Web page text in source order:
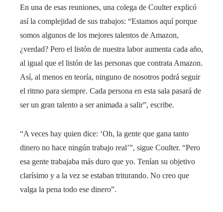
En una de esas reuniones, una colega de Coulter explicó
así la complejidad de sus trabajos: “Estamos aquí porque
somos algunos de los mejores talentos de Amazon,
¿verdad? Pero el listón de nuestra labor aumenta cada año,
al igual que el listón de las personas que contrata Amazon.
Así, al menos en teoría, ninguno de nosotros podrá seguir
el ritmo para siempre. Cada persona en esta sala pasará de
ser un gran talento a ser animada a salir”, escribe.
“A veces hay quien dice: ‘Oh, la gente que gana tanto
dinero no hace ningún trabajo real’”, sigue Coulter. “Pero
esa gente trabajaba más duro que yo. Tenían su objetivo
clarísimo y a la vez se estaban triturando. No creo que
valga la pena todo ese dinero”.